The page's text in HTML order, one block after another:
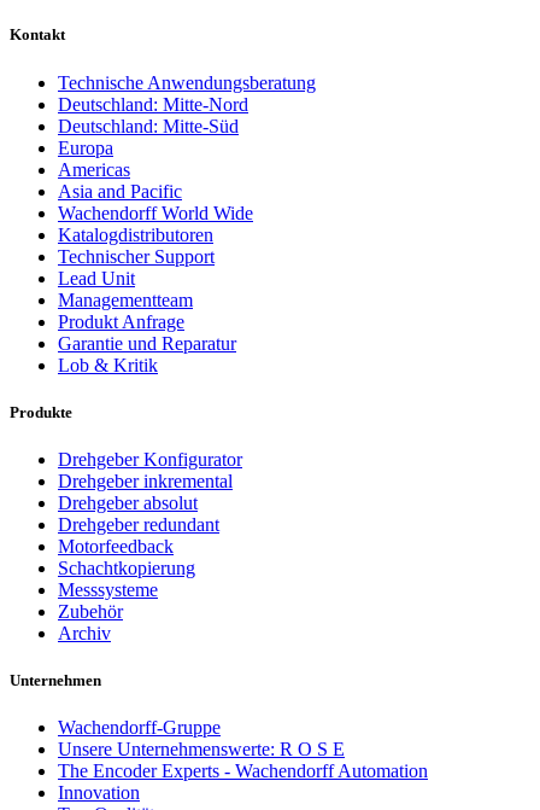
Kontakt
Technische Anwendungsberatung
Deutschland: Mitte-Nord
Deutschland: Mitte-Süd
Europa
Americas
Asia and Pacific
Wachendorff World Wide
Katalogdistributoren
Technischer Support
Lead Unit
Managementteam
Produkt Anfrage
Garantie und Reparatur
Lob & Kritik
Produkte
Drehgeber Konfigurator
Drehgeber inkremental
Drehgeber absolut
Drehgeber redundant
Motorfeedback
Schachtkopierung
Messsysteme
Zubehör
Archiv
Unternehmen
Wachendorff-Gruppe
Unsere Unternehmenswerte: R O S E
The Encoder Experts - Wachendorff Automation
Innovation